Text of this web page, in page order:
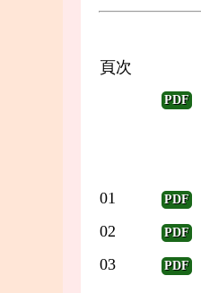
頁次
PDF
01
PDF
02
PDF
03
PDF